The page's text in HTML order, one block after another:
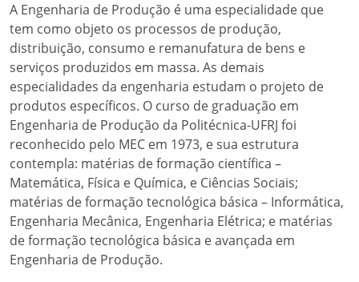
A Engenharia de Produção é uma especialidade que
tem como objeto os processos de produção,
distribuição, consumo e remanufatura de bens e
serviços produzidos em massa. As demais
especialidades da engenharia estudam o projeto de
produtos específicos. O curso de graduação em
Engenharia de Produção da Politécnica-UFRJ foi
reconhecido pelo MEC em 1973, e sua estrutura
contempla: matérias de formação científica –
Matemática, Física e Química, e Ciências Sociais;
matérias de formação tecnológica básica – Informática,
Engenharia Mecânica, Engenharia Elétrica; e matérias
de formação tecnológica básica e avançada em
Engenharia de Produção.